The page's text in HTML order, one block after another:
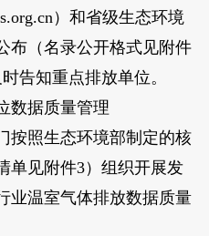
）和省级生态环境
布（名录公开格式见附件
告知重点排放单位。
据质量管理
照生态环境部制定的核
单见附件3）组织开展发
业温室气体排放数据质量